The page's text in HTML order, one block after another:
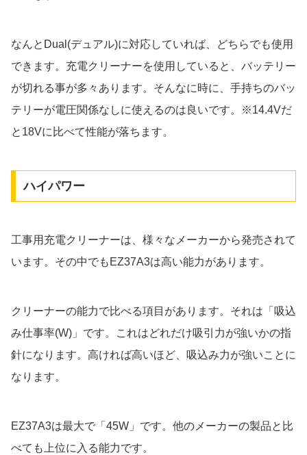
なんとDual(デュアル)に対応していれば、どちらでも使用
できます。充電クリーナーを使用していると、バッテリー
が切れる事が多々あります。そんなに時に、手持ちのバッ
テリーが電圧関係なしに使えるのは良いです。※14.4Vだ
と18Vに比べて性能が落ちます。
ハイパワー
工事用充電クリーナーは、様々なメーカーから発売されて
います。その中でもEZ37A3は高い能力があります。
クリーナーの能力で比べる項目があります。それは「吸込
み仕事率(W)」です。これはどれだけ吸引力が強いかの指
針になります。高ければ高いほど、吸込み力が強いことに
なります。
EZ37A3は最大で「45W」です。他のメーカーの製品と比
べても上位に入る能力です。